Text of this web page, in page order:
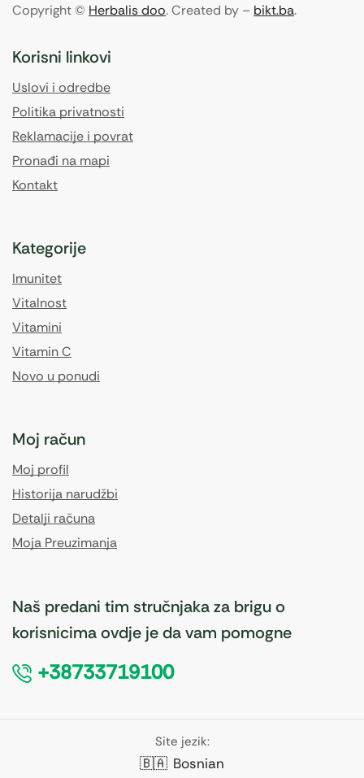
Copyright © Herbalis doo. Created by – bikt.ba.
Korisni linkovi
Uslovi i odredbe
Politika privatnosti
Reklamacije i povrat
Pronađi na mapi
Kontakt
Kategorije
Imunitet
Vitalnost
Vitamini
Vitamin C
Novo u ponudi
Moj račun
Moj profil
Historija narudžbi
Detalji računa
Moja Preuzimanja
Naš predani tim stručnjaka za brigu o
korisnicima ovdje je da vam pomogne
+38733719100
Site jezik:
🇧🇦 Bosnian